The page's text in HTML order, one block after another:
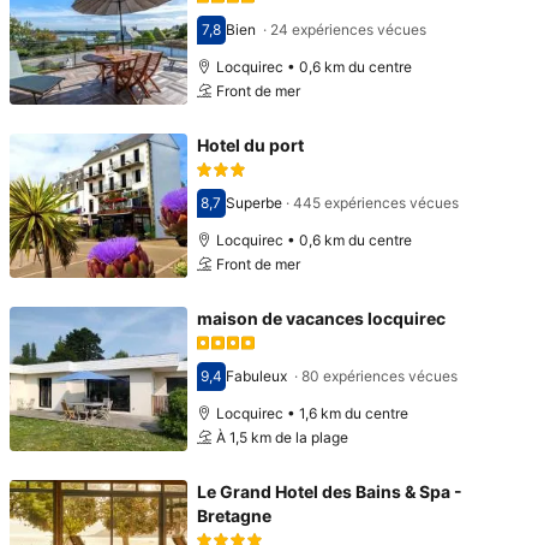
Avec une note de 7,8
7,8 Bien · 24 expériences vécues
Locquirec • 0,6 km du centre
Front de mer
Hotel du port
Avec une note de 8,7
8,7 Superbe· 445 expériences vécues
Locquirec • 0,6 km du centre
Front de mer
maison de vacances locquirec
Avec une note de 9,4
9,4 Fabuleux · 80 expériences vécues
Locquirec • 1,6 km du centre
À 1,5 km de la plage
Le Grand Hotel des Bains & Spa -
Bretagne